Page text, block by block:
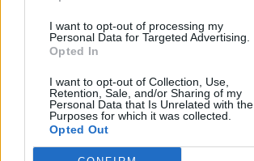
I want to opt-out of processing my
Personal Data for Targeted Advertising.
Opted In
I want to opt-out of Collection, Use,
Retention, Sale, and/or Sharing of my
Personal Data that Is Unrelated with the
Purposes for which it was collected.
Opted Out
Χριστίνα Τσάφου: «Γερνάω, αλλά
από την άλλη είμαι και καλά μέσα
Αντώνιος και Κλεοπάτρα: Από το